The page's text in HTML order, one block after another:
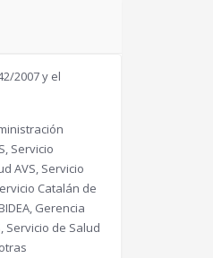
2007 y el
Servicio
AVS, Servicio
Catalán de
Gerencia
Servicio de Salud